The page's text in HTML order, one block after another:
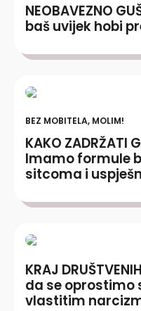
NEOBAVEZNO
baš uvijek hobi
BEZ MOBITELA, MOLIM!
KAKO ZADRŽATI
Imamo formule
sitcoma i
KRAJ
da se oprostimo
vlastitim